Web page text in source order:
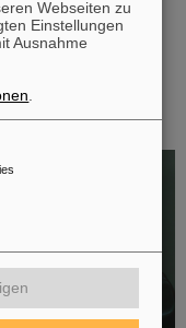
von
Webseiten zu
Einstellungen
Ausnahme